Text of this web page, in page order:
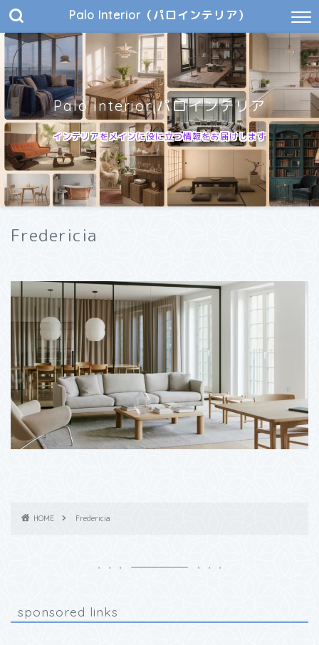
Palo Interior（パロインテリア）
Palo Interior|パロインテリア
インテリアをメインに役に立つ情報をお届けします
Fredericia
HOME Fredericia
sponsored links